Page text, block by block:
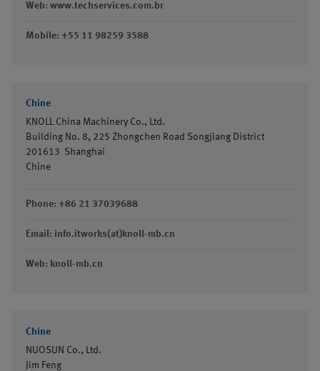
Web: www.techservices.com.br
Mobile: +55 11 98259 3588
Chine
KNOLL China Machinery Co., Ltd.
Building No. 8, 225 Zhongchen Road Songjiang District
201613 Shanghai
Chine
Phone: +86 21 37039688
Email: info.itworks(at)knoll-mb.cn
Web: knoll-mb.cn
Chine
NUOSUN Co., Ltd.
Jim Feng